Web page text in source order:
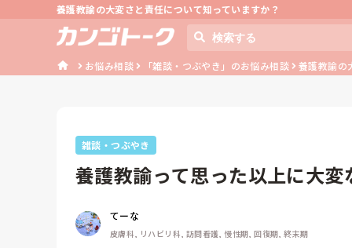
養護教諭の大変さと責任について知っていますか？
お悩み相談 「雑談・つぶやき」のお悩み相談 養護教諭の
雑談・つぶやき
養護教諭って思った以上に大
てーな
皮膚科, リハビリ科, 訪問看護, 慢性期, 回復期, 終末期